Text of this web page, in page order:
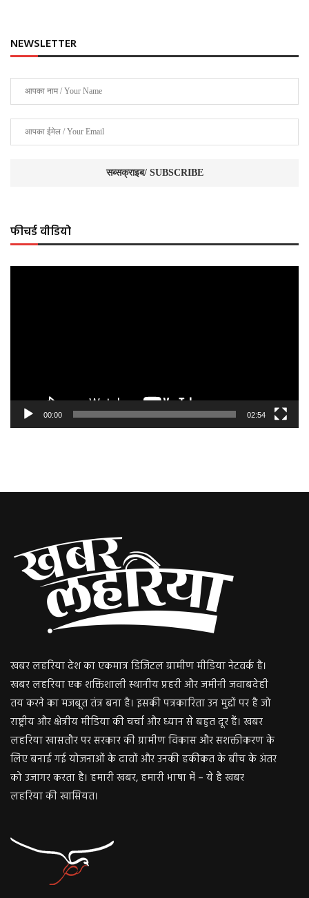
NEWSLETTER
फीचर्ड वीडियो
00:00 02:54
खबर लहरिया देश का एकमात्र डिजिटल ग्रामीण मीडिया नेटवर्क है।
खबर लहरिया एक शक्तिशाली स्थानीय प्रहरी और जमीनी जवाबदेही
तय करने का मजबूत तंत्र बना है। इसकी पत्रकारिता उन मुद्दों पर है जो
राष्ट्रीय और क्षेत्रीय मीडिया की चर्चा और ध्यान से बहुत दूर हैं। खबर
लहरिया खासतौर पर सरकार की ग्रामीण विकास और सशक्तीकरण के
लिए बनाई गई योजनाओं के दावों और उनकी हकीकत के बीच के अंतर
को उजागर करता है। हमारी खबर, हमारी भाषा में – ये है खबर
लहरिया की खासियत।